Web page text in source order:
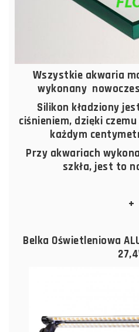
Wszystkie akwaria
wykonany
Silikon kładziony
ciśnieniem, dzięki
każdym
Przy akwariach
szkła, jest to
+
Belka Oświetleniowa